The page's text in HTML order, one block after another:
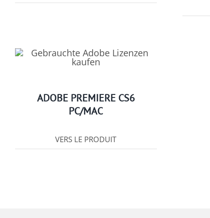
ADOBE PREMIERE CS6
PC/MAC
VERS LE PRODUIT